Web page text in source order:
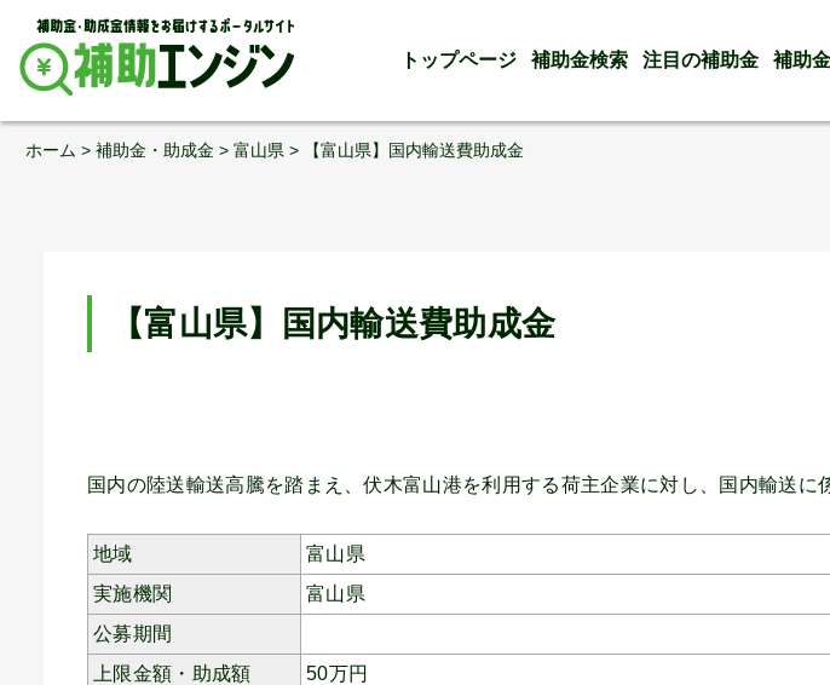
Skip
トップページ 補助金検索 注目の補助金 補助
ホーム > 補助金・助成金 > 富山県 > 【富山県】国内輸送費助成金
【富山県】国内輸送費助成金
国内の陸送輸送高騰を踏まえ、伏木富山港を利用する荷主企業に対し、国内輸送に
地域
富山県
実施機関
富山県
公募期間
上限金額・助成額
50万円